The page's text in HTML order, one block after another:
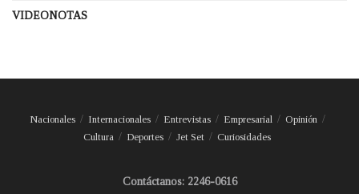
VIDEONOTAS
Nacionales Internacionales Entrevistas Empresarial
Opinión
Cultura
Deportes Jet Set Curiosidades
Contáctanos: 2246-0616